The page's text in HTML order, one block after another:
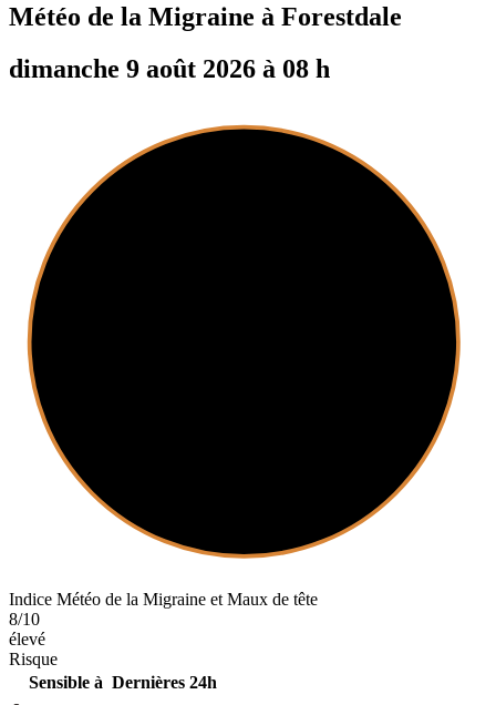
Météo de la Migraine à Forestdale
dimanche 9 août 2026 à 08 h
Indice Météo de la Migraine et Maux de tête
8/10
élevé
Risque
Sensible à Dernières 24h